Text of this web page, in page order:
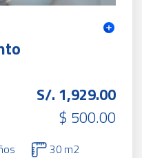
S/. 1,929.00
$ 500.00
30 m2